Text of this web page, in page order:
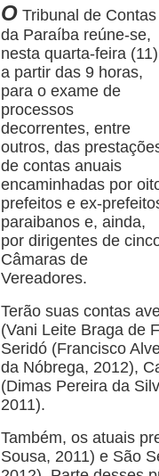
O Tribunal de Contas
da Paraíba reúne-se,
nesta quarta-feira
a partir das 9 horas,
para o exame de
processos
decorrentes, entre
outros, das
de contas anuais
encaminhadas por
prefeitos e ex-
paraibanos e, ainda,
por dirigentes de
Câmaras de
Vereadores.
Terão suas contas
(Vani Leite Braga de
Seridó (Francisco
da Nóbrega, 2012),
(Dimas Pereira da
2011).
Também, os atuais
Sousa, 2011) e São